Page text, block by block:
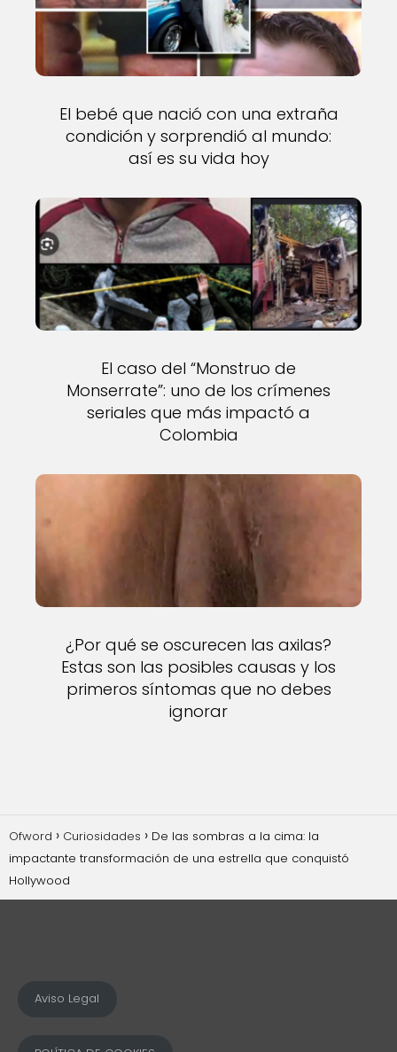
El bebé que nació con una extraña
condición y sorprendió al mundo:
así es su vida hoy
El caso del “Monstruo de
Monserrate”: uno de los crímenes
seriales que más impactó a
Colombia
¿Por qué se oscurecen las axilas?
Estas son las posibles causas y los
primeros síntomas que no debes
ignorar
Ofword Curiosidades
De las sombras a la cima: la
impactante transformación de una estrella que conquistó
Hollywood
Aviso Legal